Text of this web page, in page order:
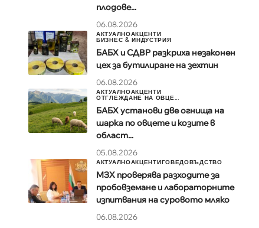
плодове...
06.08.2026
АКТУАЛНОАКЦЕНТИ
БИЗНЕС & ИНДУСТРИЯ
БАБХ и СДВР разкриха незаконен
цех за бутилиране на зехтин
06.08.2026
АКТУАЛНОАКЦЕНТИ
ОТГЛЕЖДАНЕ НА ОВЦЕ...
БАБХ установи две огнища на
шарка по овцете и козите в
област...
05.08.2026
АКТУАЛНОАКЦЕНТИГОВЕДОВЪДСТВО
МЗХ проверява разходите за
пробовземане и лабораторните
изпитвания на суровото мляко
06.08.2026